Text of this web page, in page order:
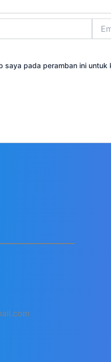
saya pada peramban ini